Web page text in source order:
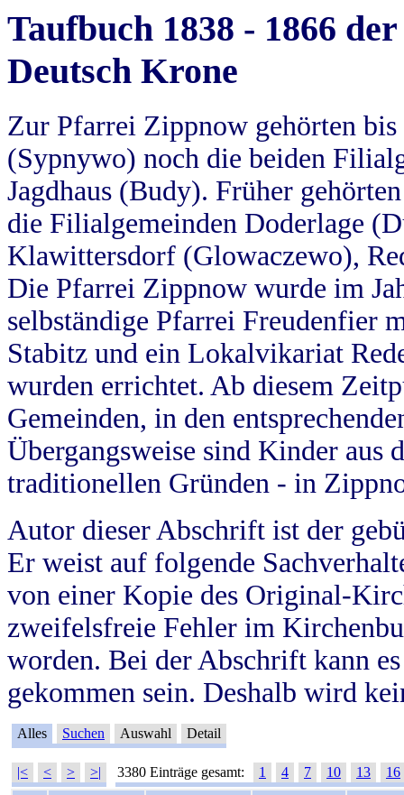
Taufbuch 1838 - 1866
Deutsch Krone
Zur Pfarrei Zippnow gehörten
(Sypnywo) noch die beiden
Jagdhaus (Budy). Früher
die Filialgemeinden Doderlage
Klawittersdorf (Glowaczewo),
Die Pfarrei Zippnow wurde im
selbständige Pfarrei Freudenfier
Stabitz und ein Lokalvikariat
wurden errichtet. Ab diesem
Gemeinden, in den
Übergangsweise sind Kinder aus
traditionellen Gründen - in
Autor dieser Abschrift ist der
Er weist auf folgende
von einer Kopie des Original-
zweifelsfreie Fehler im
worden. Bei der Abschrift kann
gekommen sein. Deshalb wird
Alles Suchen Auswahl Detail
|< < > >| 3380 Einträge gesamt: 1 4 7 10 13
16